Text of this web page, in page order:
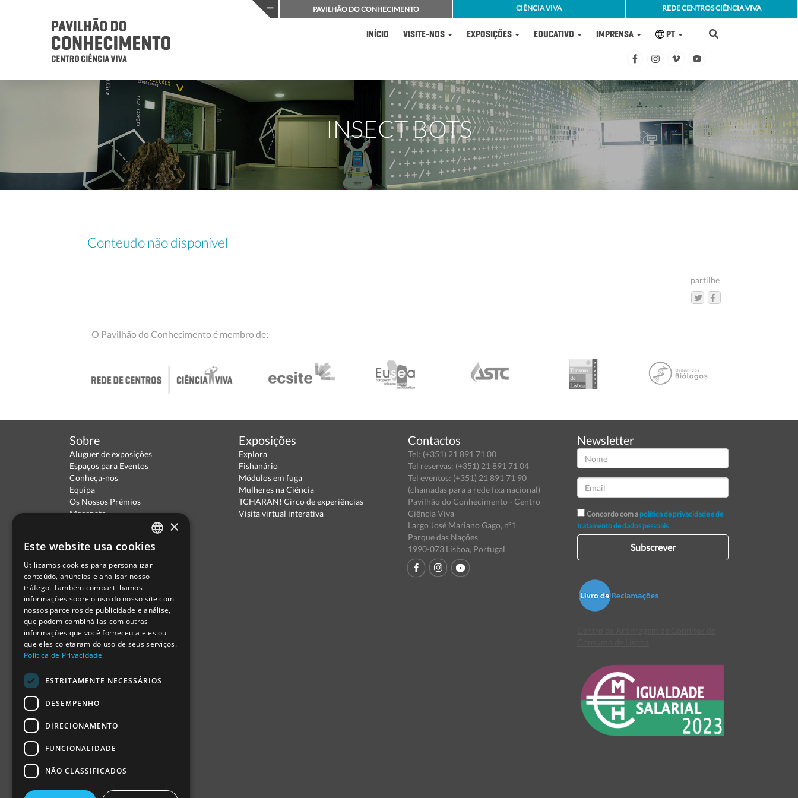
PAVILHÃO DO CONHECIMENTO CIÊNCIA VIVA REDE CENTROS CIÊNCIA VIVA
INÍCIO VISITE-NOS EXPOSIÇÕES EDUCATIVO IMPRENSA PT
INSECT BOTS
Conteudo não disponível
partilhe
O Pavilhão do Conhecimento é membro de:
Sobre
Aluguer de exposições
Espaços para Eventos
Conheça-nos
Equipa
Os Nossos Prémios
Mecenato
Termos de Utilização
Escola Ciência Viva
Contactar
Relatório Anual RCN 2024
Relatório Intercalar RCN 2025
Exposições
Explora
Fishanário
Módulos em fuga
Mulheres na Ciência
TCHARAN! Circo de experiências
Visita virtual interativa
Contactos
Tel: (+351) 21 891 71 00
Tel reservas: (+351) 21 891 71 04
Tel eventos: (+351) 21 891 71 90
(chamadas para a rede fixa nacional)
Pavilhão do Conhecimento - Centro
Ciência Viva
Largo José Mariano Gago, nº1
Parque das Nações
1990-073 Lisboa, Portugal
Newsletter
Concordo com a política de privacidade e de
tratamento de dados pessoais
Subscrever
PORTUGUESE
ENGLISH
SPANISH
×
Este website usa cookies
Utilizamos cookies para personalizar
conteúdo, anúncios e analisar nosso
tráfego. Também compartilhamos
informações sobre o uso do nosso site com
nossos parceiros de publicidade e análise,
que podem combiná-las com outras
informações que você forneceu a eles ou
que eles coletaram do uso de seus serviços.
Política de Privacidade
ESTRITAMENTE NECESSÁRIOS
DESEMPENHO
DIRECIONAMENTO
FUNCIONALIDADE
NÃO CLASSIFICADOS